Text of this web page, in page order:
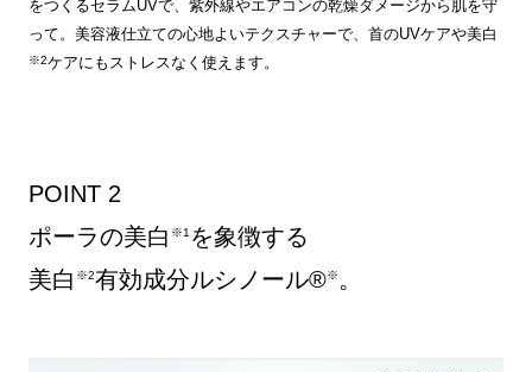
をつくるセラムUVで、紫外線やエアコンの乾燥ダメージから肌を守
って。美容液仕立ての心地よいテクスチャーで、首のUVケアや美白
※2ケアにもストレスなく使えます。
POINT 2
ポーラの美白 ※1 を象徴する
美白 ※2有効成分ルシノール®※ 。